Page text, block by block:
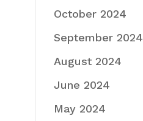
October 2024
September 2024
August 2024
June 2024
May 2024